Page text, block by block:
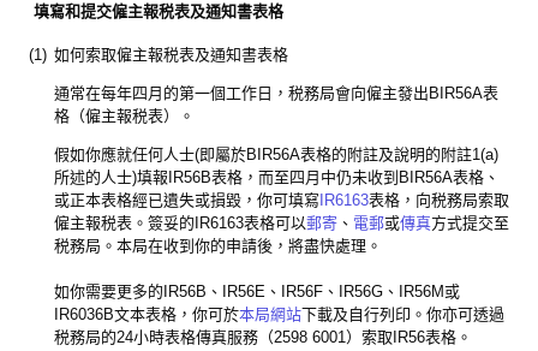
填寫和提交僱主報税表及通知書表格
(1) 如何索取僱主報税表及通知書表格
通常在每年四月的第一個工作日，税務局會向僱主發出BIR56A表
格（僱主報税表）。
假如你應就任何人士(即屬於BIR56A表格的附註及說明的附註1(a)
所述的人士)填報IR56B表格，而至四月中仍未收到BIR56A表格、
或正本表格經已遺失或損毀，你可填寫IR6163表格，向税務局索取
僱主報税表。簽妥的IR6163表格可以郵寄 、 電郵或傳真方式提交至
税務局。本局在收到你的申請後，將盡快處理。
如你需要更多的IR56B、IR56E、IR56F、IR56G、IR56M或
IR6036B文本表格，你可於本局網站下載及自行列印。你亦可透過
税務局的24小時表格傳真服務（2598 6001）索取IR56表格。